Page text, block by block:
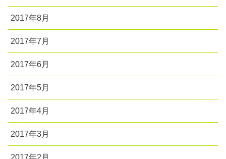
2017年8月
2017年7月
2017年6月
2017年5月
2017年4月
2017年3月
2017年2月